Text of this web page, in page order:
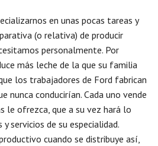
en unas pocas tareas y
(o relativa) de producir
personalmente. Por
más leche de la que su familia
los trabajadores de Ford fabrican
nunca conducirían. Cada uno vende
le ofrezca, que a su vez hará lo
servicios de su especialidad.
cuando se distribuye así,